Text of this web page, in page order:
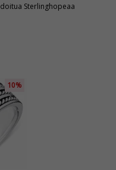
Sterlinghopeaa
10%